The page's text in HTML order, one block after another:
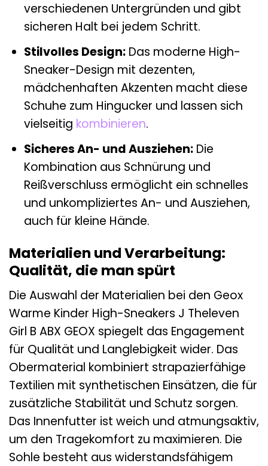
verschiedenen Untergründen und gibt
sicheren Halt bei jedem Schritt.
Stilvolles Design:Das moderne High-
Sneaker-Design mit dezenten,
mädchenhaften Akzenten macht diese
Schuhe zum Hingucker und lassen sich
vielseitig kombinieren.
Sicheres An- und Ausziehen:Die
Kombination aus Schnürung und
Reißverschluss ermöglicht ein schnelles
und unkompliziertes An- und Ausziehen,
auch für kleine Hände.
Materialien und Verarbeitung:
Qualität, die man spürt
Die Auswahl der Materialien bei den Geox
Warme Kinder High-Sneakers J Theleven
Girl B ABX GEOX spiegelt das Engagement
für Qualität und Langlebigkeit wider. Das
Obermaterial kombiniert strapazierfähige
Textilien mit synthetischen Einsätzen, die für
zusätzliche Stabilität und Schutz sorgen.
Das Innenfutter ist weich und atmungsaktiv,
um den Tragekomfort zu maximieren. Die
Sohle besteht aus widerstandsfähigem